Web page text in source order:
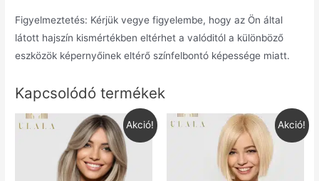
Figyelmeztetés: Kérjük vegye figyelembe, hogy az Ön által
látott hajszín kismértékben eltérhet a valóditól a különböző
eszközök képernyőinek eltérő színfelbontó képessége miatt.
Kapcsolódó termékek
Akció! Akció!